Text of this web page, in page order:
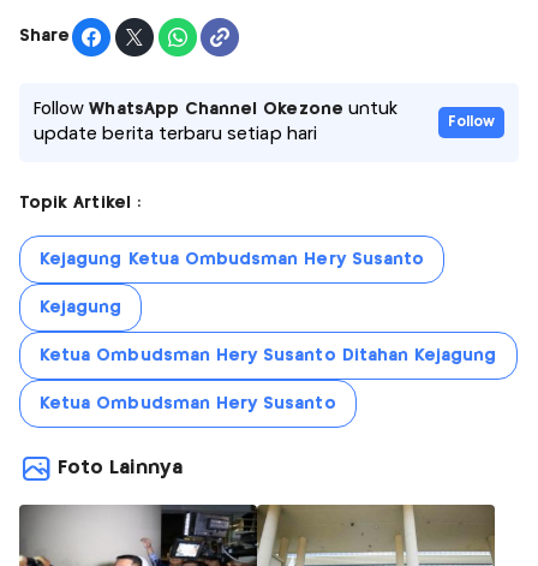
Share
FollowWhatsApp Channel Okezone untuk
update berita terbaru setiap hari
Follow
Topik Artikel :
Kejagung Ketua Ombudsman Hery Susanto
Kejagung
Ketua Ombudsman Hery Susanto Ditahan Kejagung
Ketua Ombudsman Hery Susanto
Foto Lainnya